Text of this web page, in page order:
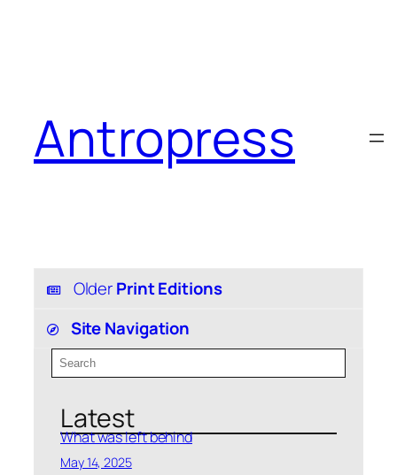
Antropress
OlderPrint Editions
Site Navigation
Archives
Top-categories:
e
Latest
What was left behind
May 14, 2025